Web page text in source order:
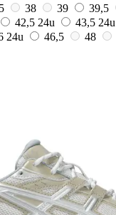
38 39 39,5
42,5 24u 43,5 24u
24u 46,5 48